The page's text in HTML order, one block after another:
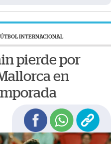
INTERNACIONAL
pierde por
en